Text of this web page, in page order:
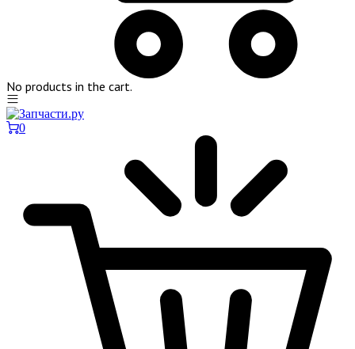
No products in the cart.
0